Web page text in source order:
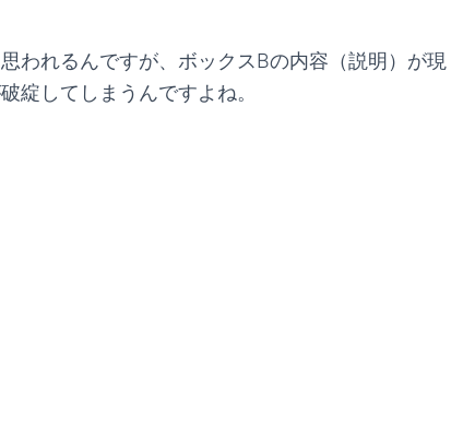
われるんですが、ボックスBの内容（説明）が現
綻してしまうんですよね。